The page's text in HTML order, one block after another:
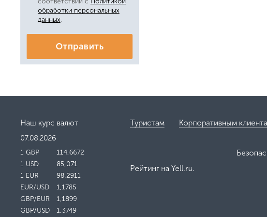
обработки персональных
данных.
Отправить
Наш курс валют
07.08.2026
1 GBP
114,6672
1 USD
85,071
1 EUR
98,2911
EUR/USD
1,1785
GBP/EUR
1,1899
GBP/USD
1,3749
Туристам Корпоративным
Рейтинг на Yell.ru.